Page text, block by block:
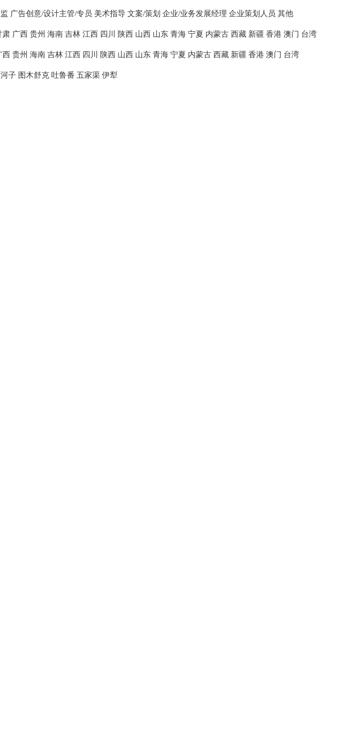
广告创意/设计主管/专员 美术指导 文案/策划 企业/业务发展经理 企业策划人员 其他
肃 广西 贵州 海南 吉林 江西 四川 陕西 山西 山东 青海 宁夏 内蒙古 西藏 新疆 香港 澳门 台湾
西 贵州 海南 吉林 江西 四川 陕西 山西 山东 青海 宁夏 内蒙古 西藏 新疆 香港 澳门 台湾
子 图木舒克 吐鲁番 五家渠 伊犁